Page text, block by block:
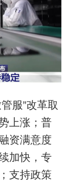
服”改革取
上涨；普
资满意度
加快，专
支持政策